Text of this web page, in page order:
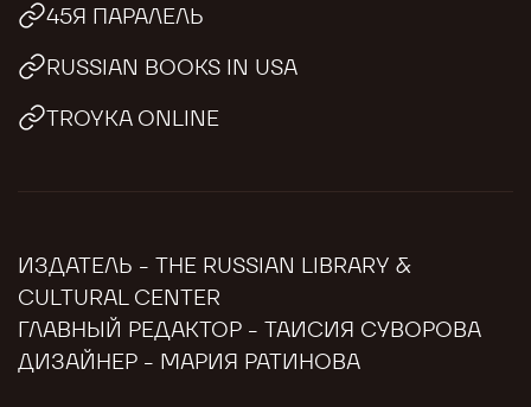
45Я ПАРАЛЕЛЬ
RUSSIAN BOOKS IN USA
TROYKA ONLINE
ИЗДАТЕЛЬ - THE RUSSIAN LIBRARY &
CULTURAL CENTER
ГЛАВНЫЙ РЕДАКТОР - ТАИСИЯ СУВОРОВА
ДИЗАЙНЕР - МАРИЯ РАТИНОВА